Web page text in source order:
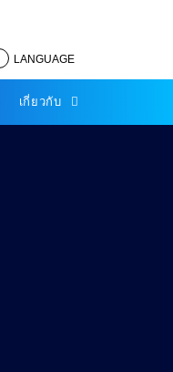
LANGUAGE
เกี่ยวกับ